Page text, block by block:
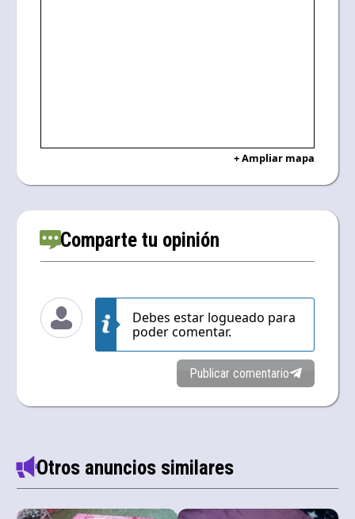
Comparte tu opinión
Debes estar logueado para
poder comentar.
Publicar comentario
+ Ampliar mapa
Otros anuncios similares